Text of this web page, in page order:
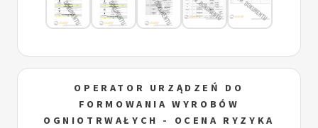
OPERATOR URZĄDZEŃ DO
FORMOWANIA WYROBÓW
OGNIOTRWAŁYCH - OCENA RYZYKA